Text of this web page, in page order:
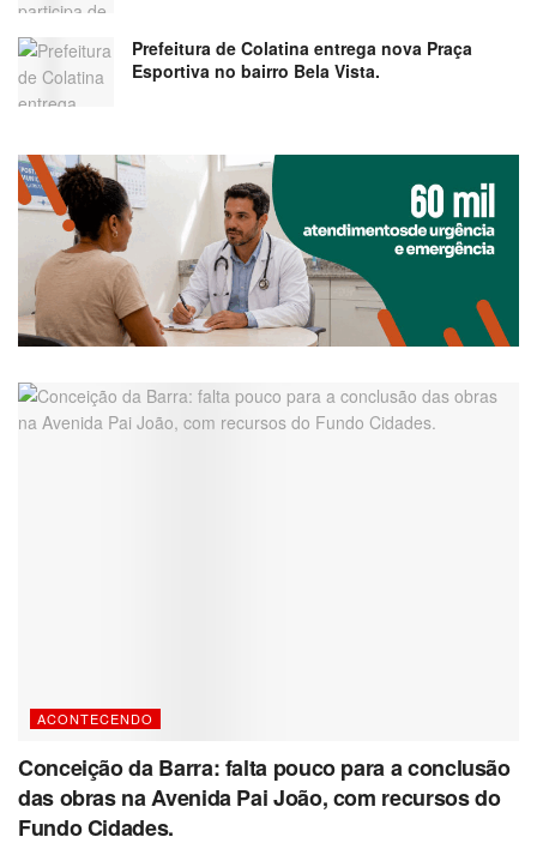
Prefeitura de Colatina entrega nova Praça
Esportiva no bairro Bela Vista.
ACONTECENDO
Conceição da Barra: falta pouco para a conclusão
das obras na Avenida Pai João, com recursos do
Fundo Cidades.